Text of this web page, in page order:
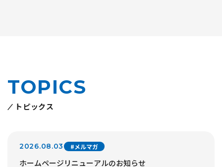
TOPICS
トピックス
2026.08.03 #メルマガ
ホームページリニューアルのお知らせ